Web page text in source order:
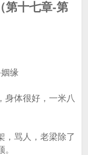
第十七章-第
缘
身体很好，一米八
，骂人，老梁除了